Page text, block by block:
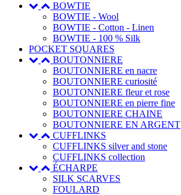
BOWTIE
BOWTIE - Wool
BOWTIE - Cotton - Linen
BOWTIE - 100 % Silk
POCKET SQUARES
BOUTONNIERE
BOUTONNIERE en nacre
BOUTONNIERE curiosité
BOUTONNIERE fleur et rose
BOUTONNIERE en pierre fine
BOUTONNIERE CHAINE
BOUTONNIERE EN ARGENT
CUFFLINKS
CUFFLINKS silver and stone
CUFFLINKS collection
ÉCHARPE
SILK SCARVES
FOULARD